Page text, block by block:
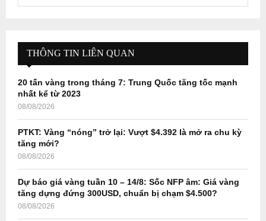
f
r
E
A
H
THÔNG TIN LIÊN QUAN
20 tấn vàng trong tháng 7: Trung Quốc tăng tốc mạnh
nhất kể từ 2023
08/08/2026
PTKT: Vàng “nóng” trở lại: Vượt $4.392 là mở ra chu kỳ
tăng mới?
08/08/2026
Dự báo giá vàng tuần 10 – 14/8: Sốc NFP âm: Giá vàng
tăng dựng đứng 300USD, chuẩn bị chạm $4.500?
08/08/2026